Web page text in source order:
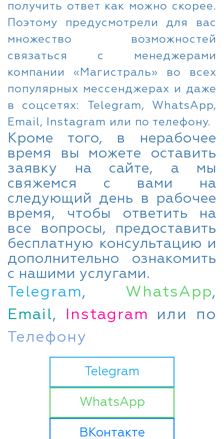
получить ответ как можно скорее.
Поэтому предусмотрели для вас
множество возможностей
связаться с менеджерами
компании «Магистраль» во всех
популярных мессенджерах и даже
в соцсетях: Telegram, WhatsApp,
Email, Instagram или по телефону.
Кроме того, в нерабочее
время вы можете оставить
заявку на сайте, а мы
свяжемся с вами на
следующий день в рабочее
время, чтобы ответить на
все вопросы, предоставить
бесплатную консультацию и
дополнительно ознакомить
с нашими услугами.
Telegram, WhatsApp,
Email, Instagram или по
Телефону
Telegram
WhatsApp
ВКонтакте